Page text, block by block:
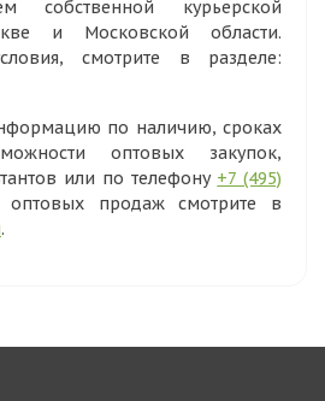
собственной курьерской
и Московской области.
смотрите в разделе:
по наличию, сроках
оптовых закупок,
или по телефону +7 (495)
оптовых продаж смотрите в
.